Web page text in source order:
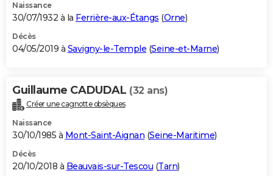
Naissance
30/07/1932 à la Ferrière-aux-Étangs (Orne)
Décès
04/05/2019 à Savigny-le-Temple (Seine-et-Marne)
Guillaume CADUDAL (32 ans)
Créer une cagnotte obsèques
Naissance
30/10/1985 à Mont-Saint-Aignan (Seine-Maritime)
Décès
20/10/2018 à Beauvais-sur-Tescou (Tarn)